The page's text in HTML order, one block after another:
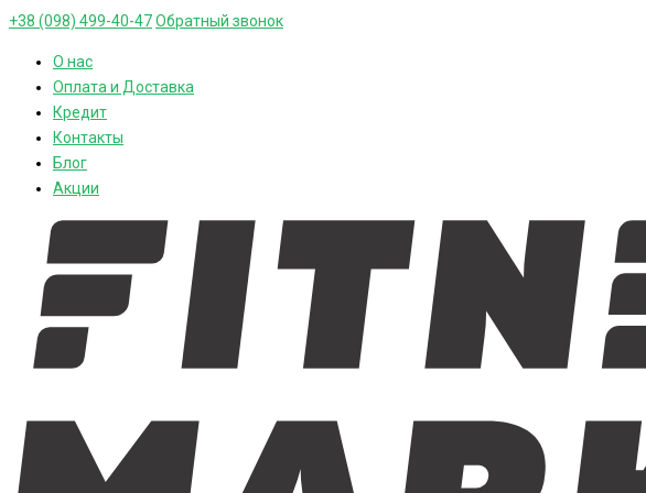
+38 (098) 499-40-47Обратный звонок
О нас
Оплата и Доставка
Кредит
Контакты
Блог
Акции